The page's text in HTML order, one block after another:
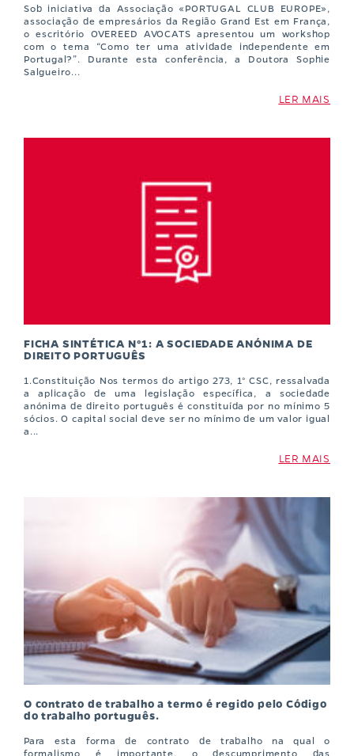
Sob iniciativa da Associação «PORTUGAL CLUB EUROPE»,
associação de empresários da Região Grand Est em França,
o escritório OVEREED AVOCATS apresentou um workshop
com o tema “Como ter uma atividade independente em
Portugal?”. Durante esta conferência, a Doutora Sophie
Salgueiro...
LER MAIS
FICHA SINTÉTICA N°1: A SOCIEDADE ANÓNIMA DE
DIREITO PORTUGUÊS
1.Constituição Nos termos do artigo 273, 1° CSC, ressalvada
a aplicação de uma legislação específica, a sociedade
anónima de direito português é constituída por no mínimo 5
sócios. O capital social deve ser no mínimo de um valor igual
a...
LER MAIS
O contrato de trabalho a termo é regido pelo Código
do trabalho português.
Para esta forma de contrato de trabalho na qual o
formalismo é importante, o descumprimento das